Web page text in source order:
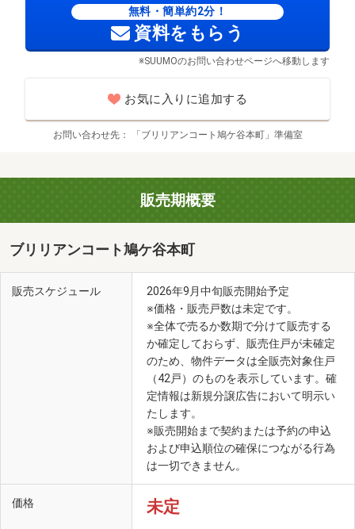
御成坂公園（からくり時計）（徒歩5分・約380m）
無料・簡単約2分！
資料をもらう
※SUUMOのお問い合わせページへ移動します
お気に入りに追加する
お問い合わせ先 「ブリリアンコート鳩ケ谷本町」準備室
販売期概要
ブリリアンコート鳩ケ谷本町
販売スケジュール
2026年9月中旬販売開始予定
※価格・販売戸数は未定です。
※全体で売るか数期で分けて販売する
か確定しておらず、販売住戸が未確定
のため、物件データは全販売対象住戸
（42戸）のものを表示しています。確
定情報は新規分譲広告において明示い
たします。
※販売開始まで契約または予約の申込
および申込順位の確保につながる行為
は一切できません。
価格 未定